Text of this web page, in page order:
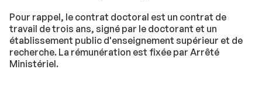
Pour rappel, le contrat doctoral est un contrat de
travail de trois ans, signé par le doctorant et un
établissement public d'enseignement supérieur et de
recherche. La rémunération est fixée par Arrêté
Ministériel.